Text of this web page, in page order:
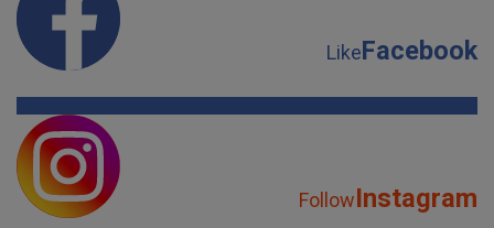
LikeFacebook
FollowInstagram